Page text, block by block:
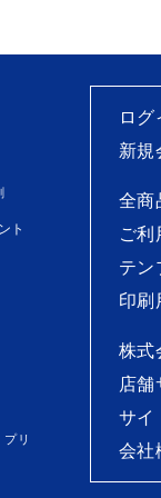
ト
リ
ログ
新規
全商
ご利
テン
印刷
株式
店舗
サイ
会社